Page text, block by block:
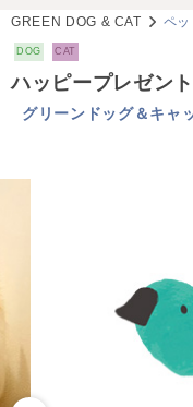
GREEN DOG & CAT ペ
DOG CAT
ハッピープレゼン
グリーンドッグ＆キャ